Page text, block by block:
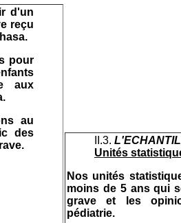
d'un
reçu
pour
aux
au
des
II.3.
Unités
Nos unités
moins de 5 ans qui
grave et les
pédiatrie.